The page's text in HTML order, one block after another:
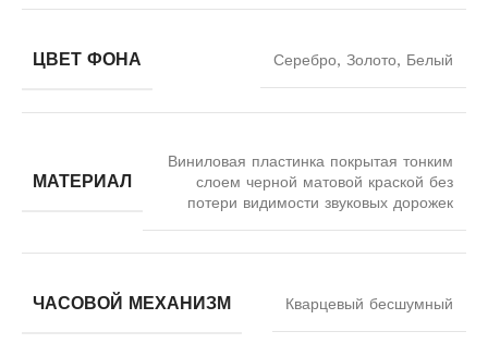
ЦВЕТ ФОНА Серебро, Золото, Белый
МАТЕРИАЛ
Виниловая пластинка покрытая тонким
слоем черной матовой краской без
потери видимости звуковых дорожек
ЧАСОВОЙ МЕХАНИЗМ Кварцевый бесшумный